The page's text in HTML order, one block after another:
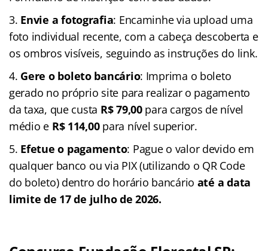
Envie a fotografia: Encaminhe via upload uma
foto individual recente, com a cabeça descoberta e
os ombros visíveis, seguindo as instruções do link.
Gere o boleto bancário: Imprima o boleto
gerado no próprio site para realizar o pagamento
da taxa, que custa R$ 79,00para cargos de nível
médio e R$ 114,00 para nível superior.
Efetue o pagamento: Pague o valor devido em
qualquer banco ou via PIX (utilizando o QR Code
do boleto) dentro do horário bancário até a data
limite de 17 de julho de 2026.